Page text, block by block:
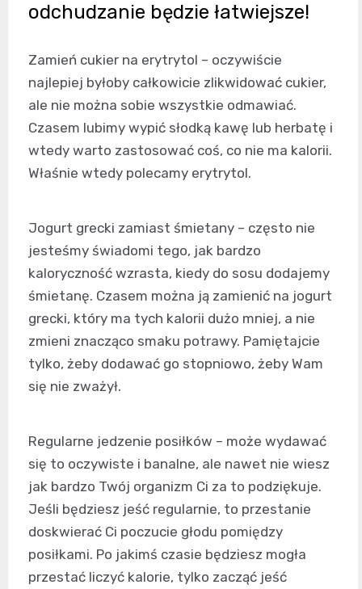
odchudzanie będzie łatwiejsze!
Zamień cukier na erytrytol – oczywiście
najlepiej byłoby całkowicie zlikwidować cukier,
ale nie można sobie wszystkie odmawiać.
Czasem lubimy wypić słodką kawę lub herbatę i
wtedy warto zastosować coś, co nie ma kalorii.
Właśnie wtedy polecamy erytrytol.
Jogurt grecki zamiast śmietany – często nie
jesteśmy świadomi tego, jak bardzo
kaloryczność wzrasta, kiedy do sosu dodajemy
śmietanę. Czasem można ją zamienić na jogurt
grecki, który ma tych kalorii dużo mniej, a nie
zmieni znacząco smaku potrawy. Pamiętajcie
tylko, żeby dodawać go stopniowo, żeby Wam
się nie zważył.
Regularne jedzenie posiłków – może wydawać
się to oczywiste i banalne, ale nawet nie wiesz
jak bardzo Twój organizm Ci za to podziękuje.
Jeśli będziesz jeść regularnie, to przestanie
doskwierać Ci poczucie głodu pomiędzy
posiłkami. Po jakimś czasie będziesz mogła
przestać liczyć kalorie, tylko zacząć jeść